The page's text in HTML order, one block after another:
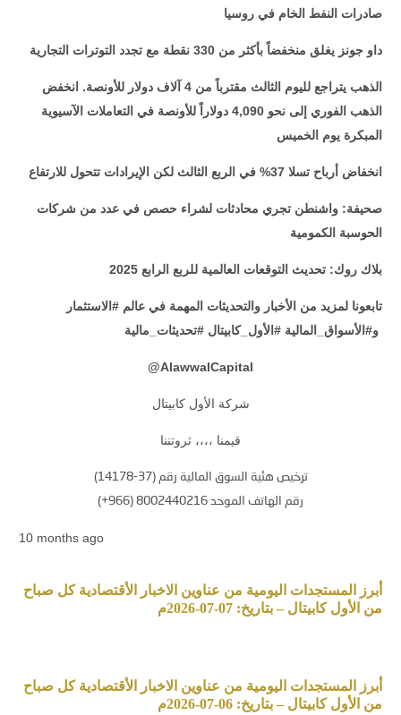
صادرات النفط الخام في روسيا
داو جونز يغلق منخفضاً بأكثر من 330 نقطة مع تجدد التوترات التجارية
الذهب يتراجع لليوم الثالث مقترباً من 4 آلاف دولار للأونصة. انخفض
الذهب الفوري إلى نحو 4,090 دولاراً للأونصة في التعاملات الآسيوية
المبكرة يوم الخميس
انخفاض أرباح تسلا 37% في الربع الثالث لكن الإيرادات تتحول للارتفاع
صحيفة: واشنطن تجري محادثات لشراء حصص في عدد من شركات
الحوسبة الكمومية
بلاك روك: تحديث التوقعات العالمية للربع الرابع 2025
تابعونا لمزيد من الأخبار والتحديثات المهمة في عالم #الاستثمار
AlawwalCapital
@
شركة الأول كابيتال
قيمنا ،،،، ثروتننا
ترخيص هئية السوق المالية رقم (37-14178)
رقم الهاتف الموحد 8002440216 (966+)
10 months ago
أبرز المستجدات اليومية من عناوين الاخبار الأقتصادية كل صباح
من الأول كابيتال – بتاريخ: 07-07-2026م
أبرز المستجدات اليومية من عناوين الاخبار الأقتصادية كل صباح
من الأول كابيتال – بتاريخ: 06-07-2026م